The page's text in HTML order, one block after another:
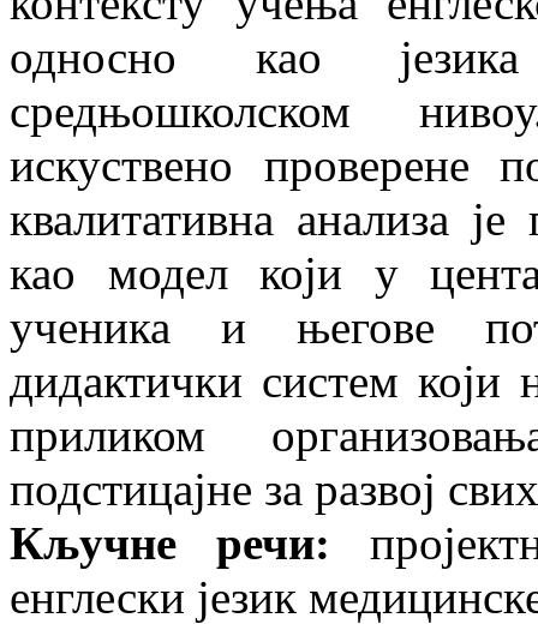
односно као
средњошколском
искуствено проверене
квалитативна анализа је
као модел који у
ученика и његове
дидактички систем
приликом
подстицајне за развој
Кључне речи:
енглески језик